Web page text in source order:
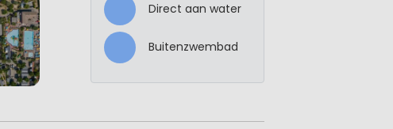
Direct aan water
Buitenzwembad